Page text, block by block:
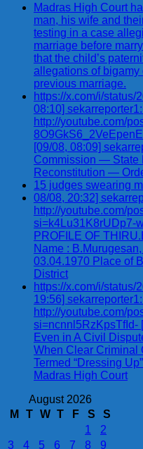
Madras High Court
man, his wife and
testing in a case
marriage before
that the child’s
allegations of bigamy
previous marriage.
https://x.com/i/status/
08:10]
http://youtube.com/
[09/08, 08:09]
Commission — State
Reconstitution —
15 judges swearing
08/08, 20:32]
http://youtube.com/
si=k4Lu31K8rUDp7-
PROFILE OF
Name :
03.04.1970 Place of
District
https://x.com/i/status/
19:56]
http://youtube.com/
si=ncnnl5RzKpsTfId-
Even in A Civil
When Clear Criminal
Termed “Dressing
Madras High Court
August 2026
M
T W T F S
S
1
2
3
4 5 6 7 8 9